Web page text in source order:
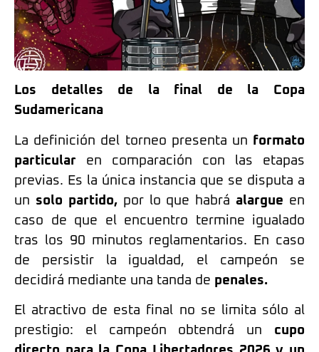
Los detalles de la final de la Copa
Sudamericana
La definición del torneo presenta un formato
particular en comparación con las etapas
previas. Es la única instancia que se disputa a
un solo partido,por lo que habrá alargue en
caso de que el encuentro termine igualado
tras los 90 minutos reglamentarios. En caso
de persistir la igualdad, el campeón se
decidirá mediante una tanda de penales.
El atractivo de esta final no se limita sólo al
prestigio: el campeón obtendrá un cupo